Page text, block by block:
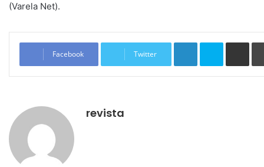
(Varela Net).
Facebook Twitter
Linkedin Skype
revista